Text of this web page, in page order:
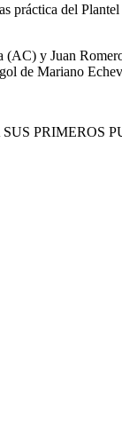
práctica del
(AC) y Juan
de Mariano
PRIMEROS